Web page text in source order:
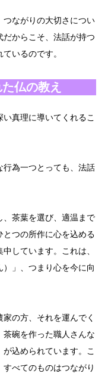
つながりの大切さについ
からこそ、法話が持つ
いるのです。
仏の教え
真理に導いてくれるこ
行為一つとっても、法話
、茶葉を選び、適温まで
つの所作に心を込める
しています。これは、
」、つまり心を今に向
の方、それを運んでく
碗を作った職人さんな
込められています。こ
べてのものはつながり